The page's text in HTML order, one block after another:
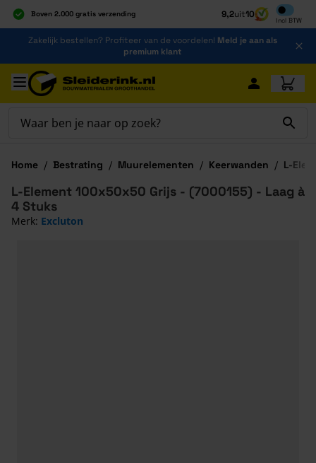
Boven 2.000 gratis verzending
Al 40 jaar dé specialist
Alles onder één dak
9,2uit10
Incl BTW
Inclusief
Ga naar de inhoud
Zakelijk bestellen? Profiteer van de voordelen! Meld je aan als
premium klant
Ga naar hoofdinhoud
Home / Bestrating / Muurelementen / Keerwanden / L-
L-Element 100x50x50 Grijs - (7000155) - Laag à
4 Stuks
Merk: Excluton